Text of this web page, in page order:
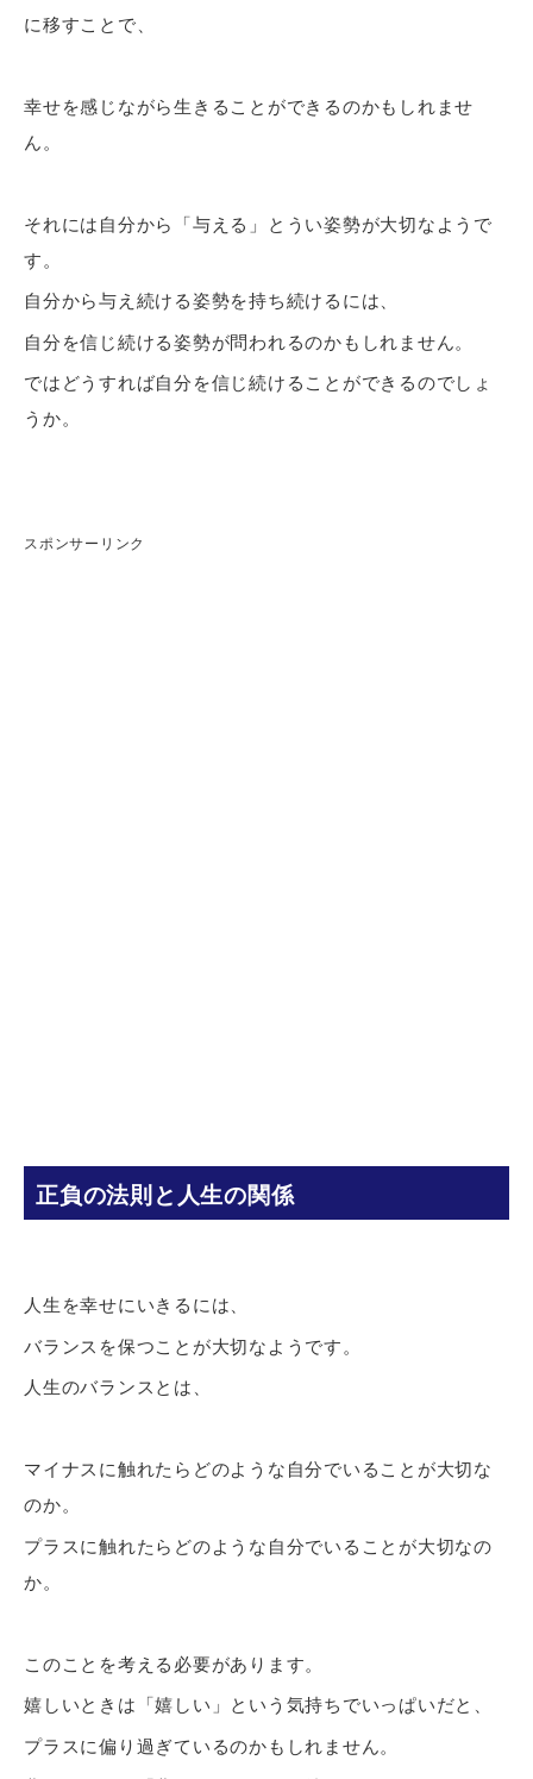
に移すことで、
幸せを感じながら生きることができるのかもしれませ
ん。
それには自分から「与える」とうい姿勢が大切なようで
す。
自分から与え続ける姿勢を持ち続けるには、
自分を信じ続ける姿勢が問われるのかもしれません。
ではどうすれば自分を信じ続けることができるのでしょ
うか。
スポンサーリンク
正負の法則と人生の関係
人生を幸せにいきるには、
バランスを保つことが大切なようです。
人生のバランスとは、
マイナスに触れたらどのような自分でいることが大切な
のか。
プラスに触れたらどのような自分でいることが大切なの
か。
このことを考える必要があります。
嬉しいときは「嬉しい」という気持ちでいっぱいだと、
プラスに偏り過ぎているのかもしれません。